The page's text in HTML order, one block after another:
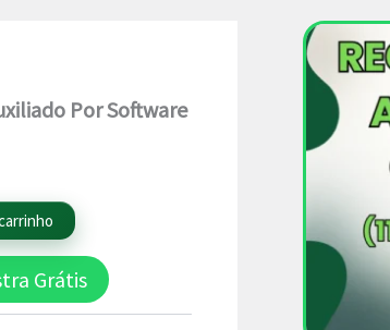
Por Software
Grátis